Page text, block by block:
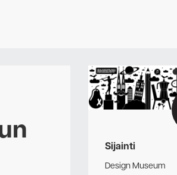
District
Sijainti
Design Museum